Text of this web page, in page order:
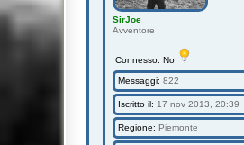
SirJoe
Avventore
Connesso: No
Messaggi: 822
Iscritto il: 17 nov 2013, 20:39
Regione: Piemonte